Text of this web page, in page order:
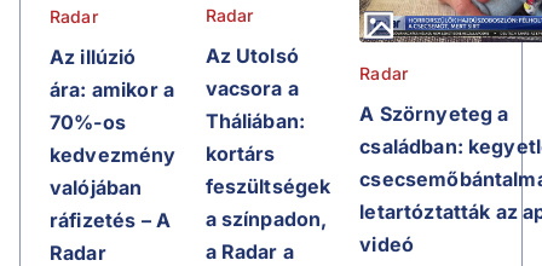
Radar
Az illúzió
ára: amikor a
70%-os
kedvezmény
valójában
ráfizetés – A
Radar
Radar
Az Utolsó
vacsora a
Tháliában:
kortárs
feszültségek
a színpadon,
a Radar a
Radar
A Szörnyeteg a
családban:
letartóztatták az
videó